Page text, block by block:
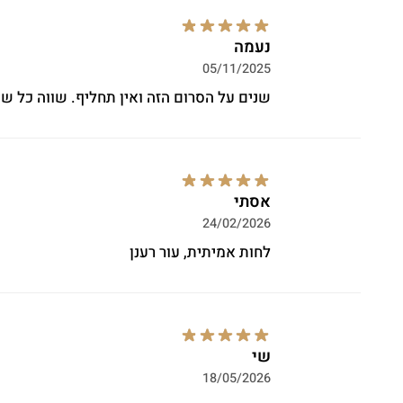
נעמה
05/11/2025
שנים על הסרום הזה ואין תחליף. שווה כל
אסתי
24/02/2026
לחות אמיתית, עור רענן
שי
18/05/2026